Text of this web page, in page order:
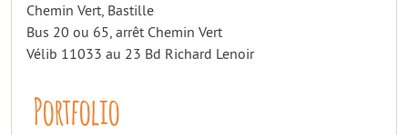
Chemin Vert, Bastille
Bus 20 ou 65, arrêt Chemin Vert
Vélib 11033 au 23 Bd Richard Lenoir
Portfolio